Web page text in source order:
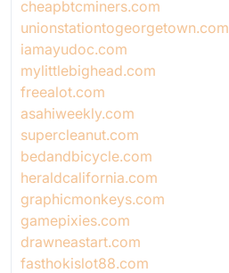
cheapbtcminers.com
unionstationtogeorgetown.com
iamayudoc.com
mylittlebighead.com
freealot.com
asahiweekly.com
supercleanut.com
bedandbicycle.com
heraldcalifornia.com
graphicmonkeys.com
gamepixies.com
drawneastart.com
fasthokislot88.com